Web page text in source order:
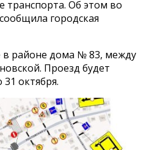
транспорта. Об этом во
городская
в районе дома № 83, между
Проезд будет
октября.